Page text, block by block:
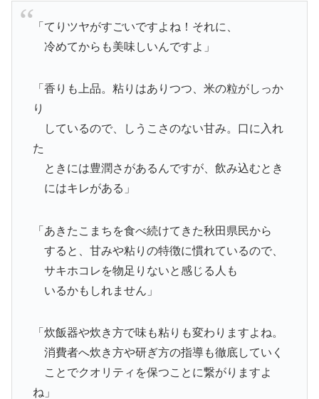
「てりツヤがすごいですよね！それに、
冷めてからも美味しいんですよ」
「香りも上品。粘りはありつつ、米の粒がしっか
り
しているので、しうこさのない甘み。口に入れ
た
ときには豊潤さがあるんですが、飲み込むとき
にはキレがある」
「あきたこまちを食べ続けてきた秋田県民から
すると、甘みや粘りの特徴に慣れているので、
サキホコレを物足りないと感じる人も
いるかもしれません」
「炊飯器や炊き方で味も粘りも変わりますよね。
消費者へ炊き方や研ぎ方の指導も徹底していく
ことでクオリティを保つことに繋がりますよ
ね」